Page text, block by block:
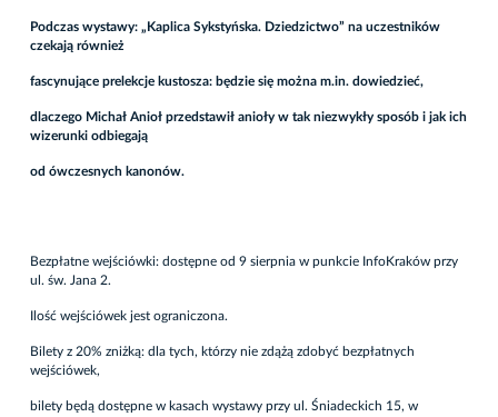
Podczas wystawy: „Kaplica Sykstyńska. Dziedzictwo” na uczestników
czekają również
fascynujące prelekcje kustosza: będzie się można m.in. dowiedzieć,
dlaczego Michał Anioł przedstawił anioły w tak niezwykły sposób i jak ich
wizerunki odbiegają
od ówczesnych kanonów.
Bezpłatne wejściówki: dostępne od 9 sierpnia w punkcie InfoKraków przy
ul. św. Jana 2.
Ilość wejściówek jest ograniczona.
Bilety z 20% zniżką: dla tych, którzy nie zdążą zdobyć bezpłatnych
wejściówek,
bilety będą dostępne w kasach wystawy przy ul. Śniadeckich 15, w